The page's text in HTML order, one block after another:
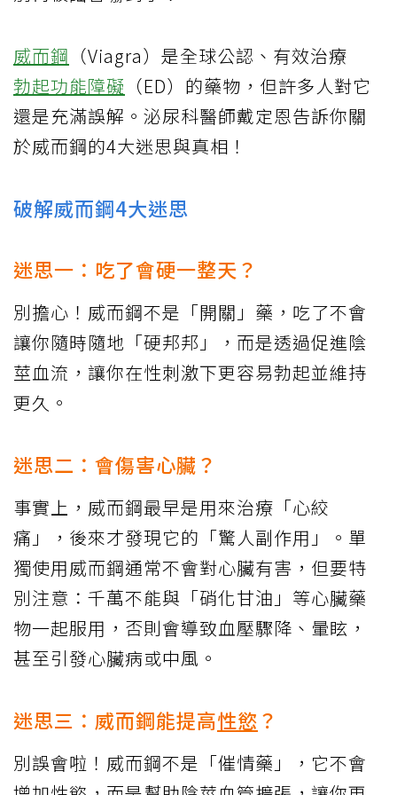
威而鋼 （Viagra）是全球公認、有效治療
勃起功能障礙 （ED）的藥物，但許多人對它
還是充滿誤解。泌尿科醫師戴定恩告訴你關
於威而鋼的4大迷思與真相！
破解威而鋼4大迷思
迷思一：吃了會硬一整天？
別擔心！威而鋼不是「開關」藥，吃了不會
讓你隨時隨地「硬邦邦」，而是透過促進陰
莖血流，讓你在性刺激下更容易勃起並維持
更久。
迷思二：會傷害心臟？
事實上，威而鋼最早是用來治療「心絞
痛」，後來才發現它的「驚人副作用」。單
獨使用威而鋼通常不會對心臟有害，但要特
別注意：千萬不能與「硝化甘油」等心臟藥
物一起服用，否則會導致血壓驟降、暈眩，
甚至引發心臟病或中風。
迷思三：威而鋼能提高性慾？
別誤會啦！威而鋼不是「催情藥」，它不會